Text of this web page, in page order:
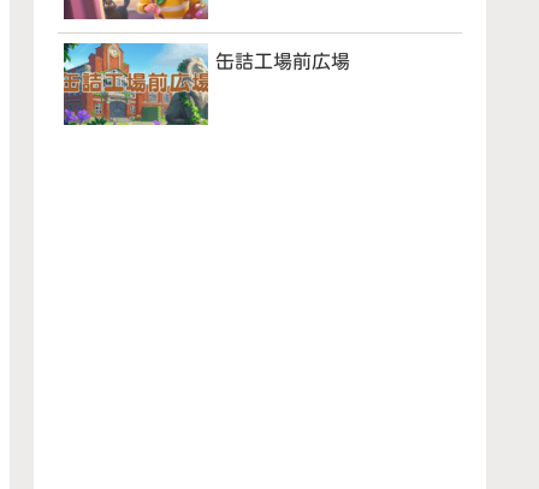
缶詰工場前広場